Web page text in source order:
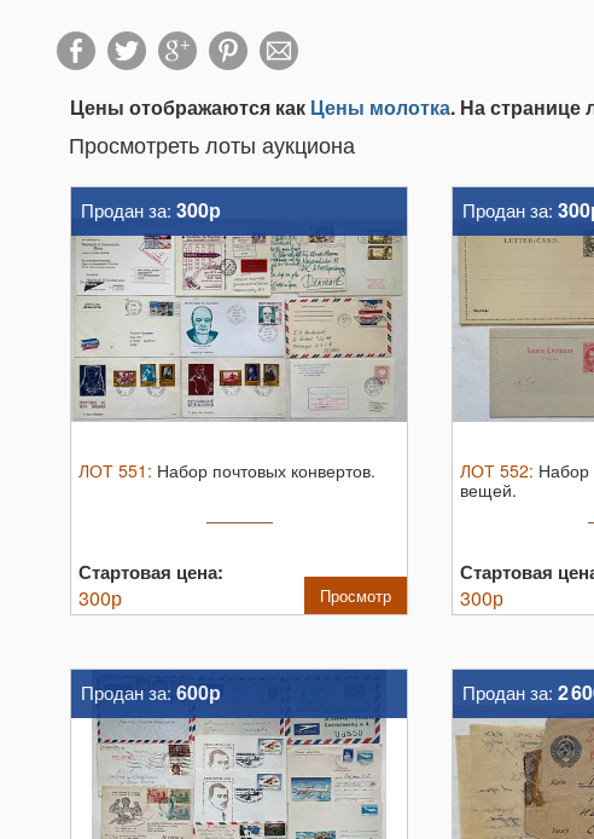
Цены отображаются как Цены молотка. На странице
Просмотреть лоты аукциона
Продан за: 300р
ЛОТ 551 : Набор почтовых конвертов.
Стартовая цена:
300р Просмотр
Продан за:
ЛОТ 552: Набор
вещей.
Стартовая
300р
Продан за: 600р Продан за: 2